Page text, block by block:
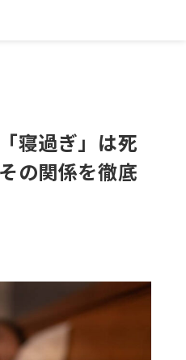
寝過ぎ」は死
の関係を徹底